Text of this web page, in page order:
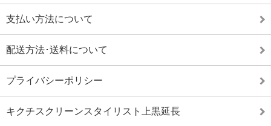
支払い方法について
配送方法･送料について
プライバシーポリシー
キクチスクリーンスタイリスト上黒延長